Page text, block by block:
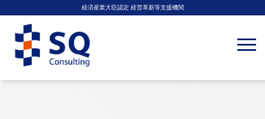
経済産業大臣認定 経営革新等支援機関
N
a
g